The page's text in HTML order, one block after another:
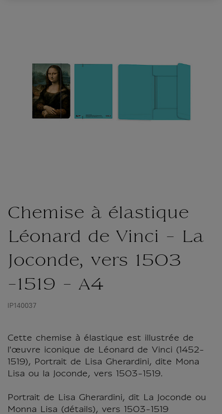
Chemise à élastique
Léonard de Vinci - La
Joconde, vers 1503
-1519 - A4
IP140037
Cette chemise à élastique est illustrée de
l'œuvre iconique de Léonard de Vinci (1452-
1519), Portrait de Lisa Gherardini, dite Mona
Lisa ou la Joconde, vers 1503-1519.
Portrait de Lisa Gherardini, dit La Joconde ou
Monna Lisa (détails), vers 1503-1519